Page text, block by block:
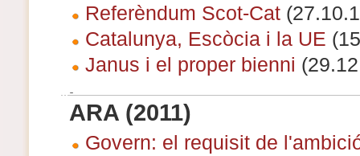
Referèndum Scot-Cat
Catalunya, Escòcia i la UE
Janus i el proper bienni
ARA (2011)
Govern: el requisit de